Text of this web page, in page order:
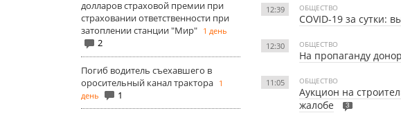
долларов страховой премии при
страховании ответственности при
затоплении станции "Мир" 1 день
2
Погиб водитель съехавшего в
оросительный канал трактора 1
день
1
12:39 ОБЩЕСТВО
COVID-19 за сутки:
12:30 ОБЩЕСТВО
На пропаганду
11:05 ОБЩЕСТВО
Аукцион на
жалобе
3